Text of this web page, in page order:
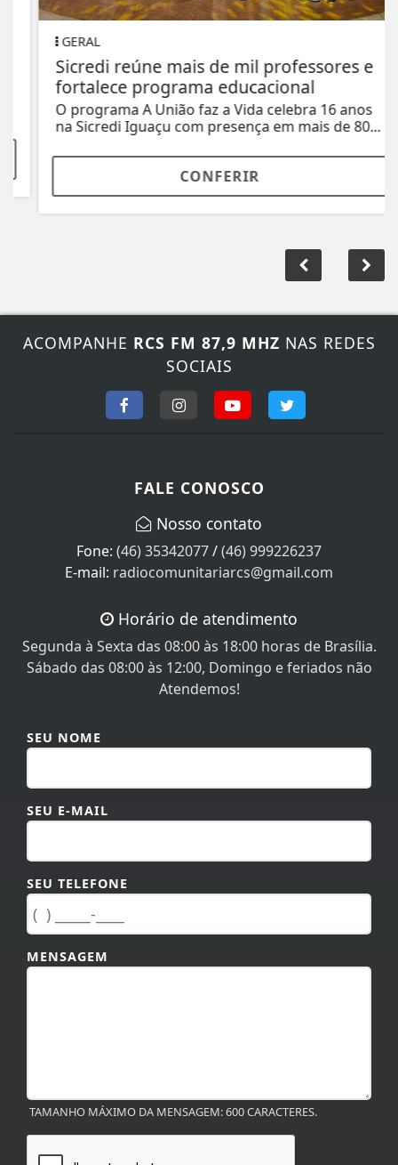
GERAL
Sicredi reúne mais de mil professores e
fortalece programa educacional
O programa A União faz a Vida celebra 16 anos
na Sicredi Iguaçu com presença em mais de 80...
CONFERIR
ACOMPANHE RCS FM 87,9 MHZ NAS REDES
SOCIAIS
FALE CONOSCO
Nosso contato
Fone: (46) 35342077/(46) 999226237
E-mail: radiocomunitariarcs@gmail.com
Horário de atendimento
Segunda à Sexta das 08:00 às 18:00 horas de Brasília.
Sábado das 08:00 às 12:00, Domingo e feriados não
Atendemos!
SEU NOME
SEU E-MAIL
SEU TELEFONE
MENSAGEM
TAMANHO MÁXIMO DA MENSAGEM: 600 CARACTERES.